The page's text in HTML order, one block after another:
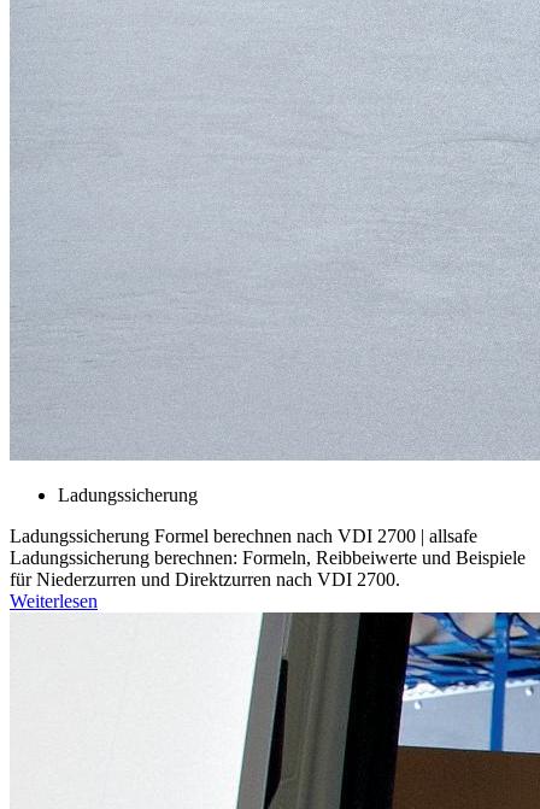
Ladungssicherung
Ladungssicherung Formel berechnen nach VDI 2700 | allsafe
Ladungssicherung berechnen: Formeln, Reibbeiwerte und Beispiele
für Niederzurren und Direktzurren nach VDI 2700.
Weiterlesen